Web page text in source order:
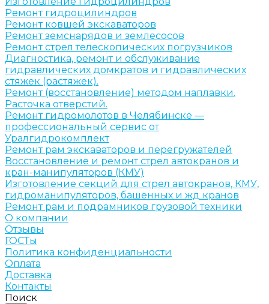
Ремонт гидроцилиндров
Ремонт ковшей экскаваторов
Ремонт земснарядов и землесосов
Ремонт стрел телескопических погрузчиков
Диагностика, ремонт и обслуживание
гидравлических домкратов и гидравлических
стяжек (растяжек).
Ремонт (восстановление) методом наплавки.
Расточка отверстий.
Ремонт гидромолотов в Челябинске —
профессиональный сервис от
Уралгидрокомплект
Ремонт рам экскаваторов и перегружателей
Восстановление и ремонт стрел автокранов и
кран-манипуляторов (КМУ)
Изготовление секций для стрел автокранов, КМУ,
гидроманипуляторов, башенных и жд кранов
Ремонт рам и подрамников грузовой техники
О компании
Отзывы
ГОСТы
Политика конфиденциальности
Оплата
Доставка
Контакты
Поиск